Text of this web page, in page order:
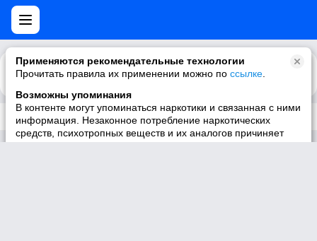
Применяются рекомендательные технологии
Прочитать правила их применении можно по ссылке
Возможны упоминания
В контенте могут упоминаться наркотики и связанная с ними
информация. Незаконное потребление наркотических
средств, психотропных веществ и их аналогов причиняет
Каталог Рекомендации
Трек не существует